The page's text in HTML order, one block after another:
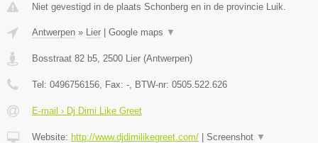
Niet gevestigd in de plaats Schonberg en in de provincie Luik.
Antwerpen » Lier | Google maps ▼
Bosstraat 82 b5 2500 Lier (Antwerpen)
Tel: 0496756156 , Fax: - , BTW-nr: 0505.522.626
E-mail › Dj Dimi Like Greet
Website: http://www.djdimilikegreet.com/ | Screenshot ▼